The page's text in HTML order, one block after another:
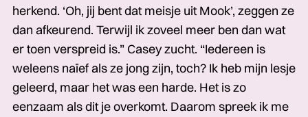
herkend. ‘Oh, jij bent dat meisje uit Mook’, zeggen ze
dan afkeurend. Terwijl ik zoveel meer ben dan wat
er toen verspreid is.” Casey zucht. “Iedereen is
weleens naïef als ze jong zijn, toch? Ik heb mijn lesje
geleerd, maar het was een harde. Het is zo
eenzaam als dit je overkomt. Daarom spreek ik me